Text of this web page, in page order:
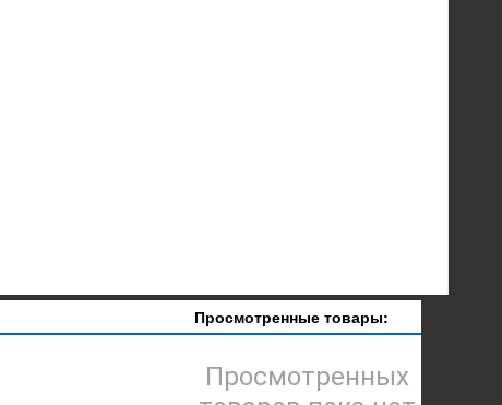
Просмотренные товары:
Просмотренных